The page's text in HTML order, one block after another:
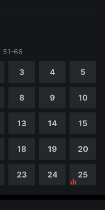
51-66
3 4 5
8 9 10
13 14 15
18 19 20
23 24 25